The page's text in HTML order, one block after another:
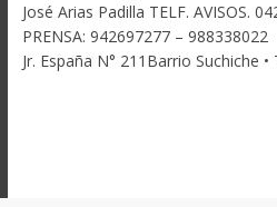
José Arias Padilla TELF. AVISOS.
PRENSA: 942697277 – 988338022
Jr. España N° 211Barrio Suchiche